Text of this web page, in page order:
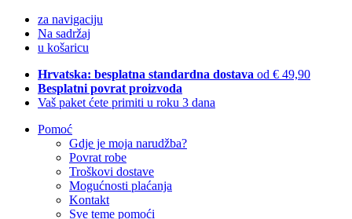
za navigaciju
Na sadržaj
u košaricu
Hrvatska: besplatna standardna dostava od € 49,90
Besplatni povrat proizvoda
Vaš paket ćete primiti u roku 3 dana
Pomoć
Gdje je moja narudžba?
Povrat robe
Troškovi dostave
Mogućnosti plaćanja
Kontakt
Sve teme pomoći